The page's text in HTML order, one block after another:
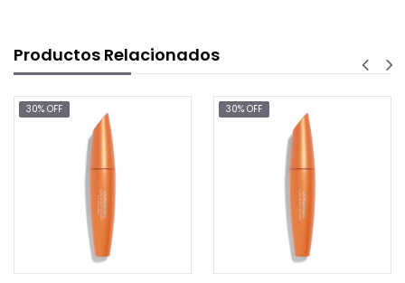
Productos Relacionados